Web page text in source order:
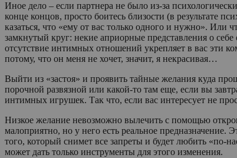
Иное дело – если партнера не было из-за
конце концов, просто боитесь близости (в результате
казаться, что «ему от вас только одного и нужно».
замкнутый круг: некие априорные представления о
отсутствие интимных отношений укрепляет в вас эти
потому, что он меня не хочет, значит, я некрасивая…
Выйти из «застоя» и проявить тайные желания куда
порочной развязной или какой-то там еще, если вы
интимных игрушек. Так что, если вас интересует не
Низкое желание невозможно вылечить с помощью
малоприятно, но у него есть реальное
того, который снимет все запреты и будет любить «по-
может дать только инструменты для этого изменения.